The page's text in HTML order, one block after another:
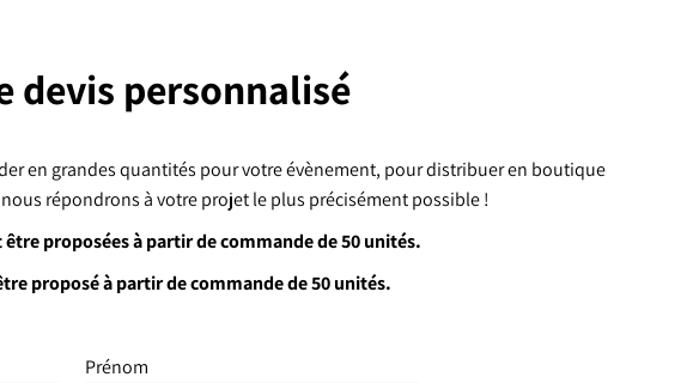
devis personnalisé
en grandes quantités pour votre évènement, pour distribuer en boutique
répondrons à votre projet le plus précisément possible !
proposées à partir de commande de 50 unités.
proposé à partir de commande de 50 unités.
Prénom